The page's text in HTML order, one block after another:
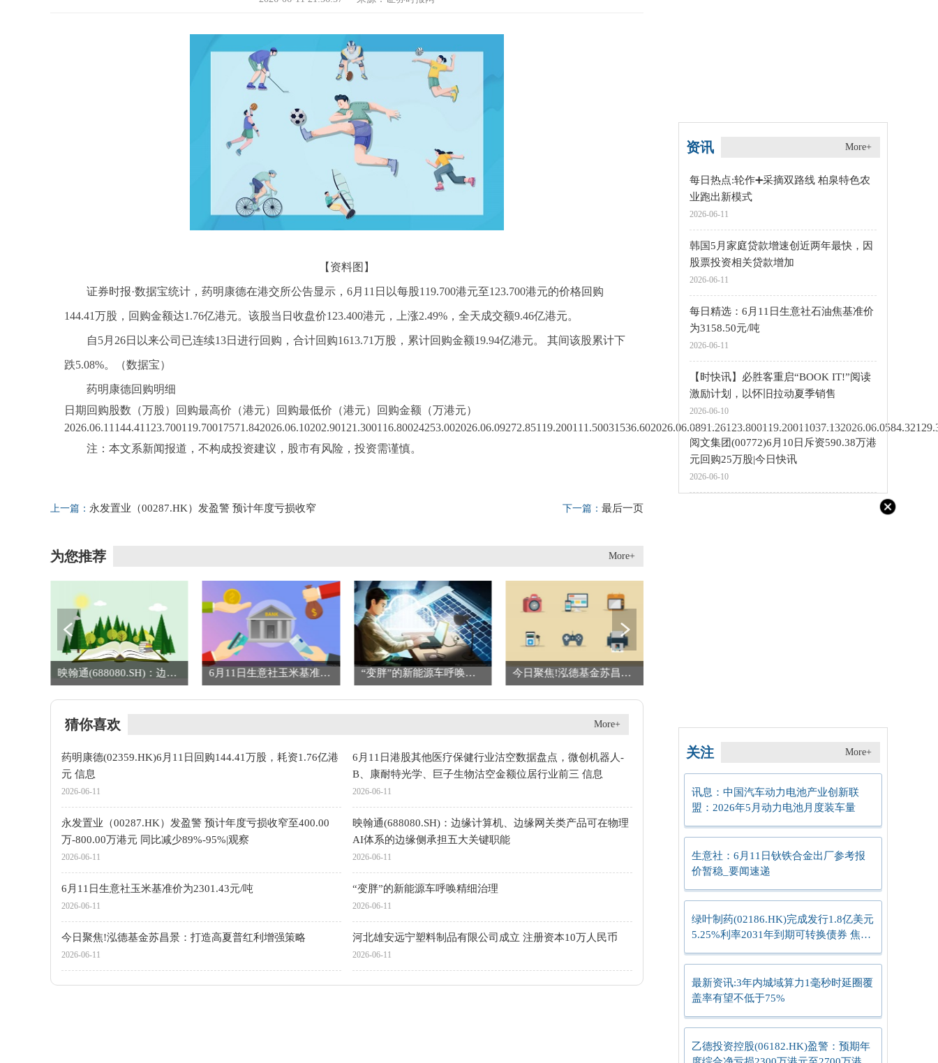
【资料图】
证券时报·数据宝统计，药明康德在港交所公告显示，6月11日以每股119.700港元至123.700港元的价格回购
144.41万股，回购金额达1.76亿港元。该股当日收盘价123.400港元，上涨2.49%，全天成交额9.46亿港元。
自5月26日以来公司已连续13日进行回购，合计回购1613.71万股，累计回购金额19.94亿港元。 其间该股累计下
跌5.08%。（数据宝）
药明康德回购明细
日期回购股数（万股）回购最高价（港元）回购最低价（港元）回购金额（万港元）
注：本文系新闻报道，不构成投资建议，股市有风险，投资需谨慎。
上一篇： 永发置业（00287.HK）发盈警 预计年度亏损收窄
下一篇： 最后一页
为您推荐 More+
映翰通(688080.SH)：边缘计算机、边缘网关类产品可在物理AI体系的边缘侧承担五大关键职能 6月11日生意社玉米基准价为2301.43元/吨 “变胖”的新能源车呼唤精细治理 今日聚焦!泓德基金苏昌景：打造高夏普红利增强策略
猜你喜欢 More+
药明康德(02359.HK)6月11日回购144.41万股，耗资1.76亿港
元 信息
2026-06-11
6月11日港股其他医疗保健行业沽空数据盘点，微创机器人-
B、康耐特光学、巨子生物沽空金额位居行业前三 信息
2026-06-11
永发置业（00287.HK）发盈警 预计年度亏损收窄至400.00
万-800.00万港元 同比减少89%-95%|观察
2026-06-11
映翰通(688080.SH)：边缘计算机、边缘网关类产品可在物理
AI体系的边缘侧承担五大关键职能
2026-06-11
6月11日生意社玉米基准价为2301.43元/吨
2026-06-11
“变胖”的新能源车呼唤精细治理
2026-06-11
今日聚焦!泓德基金苏昌景：打造高夏普红利增强策略
2026-06-11
河北雄安远宁塑料制品有限公司成立 注册资本10万人民币
2026-06-11
资讯 More+
每日热点:轮作➕采摘双路线 柏泉特色农
业跑出新模式
2026-06-11
韩国5月家庭贷款增速创近两年最快，因
股票投资相关贷款增加
2026-06-11
每日精选：6月11日生意社石油焦基准价
为3158.50元/吨
2026-06-11
【时快讯】必胜客重启“BOOK IT!”阅读
激励计划，以怀旧拉动夏季销售
2026-06-10
阅文集团(00772)6月10日斥资590.38万港
元回购25万股|今日快讯
2026-06-10
关注 More+
讯息：中国汽车动力电池产业创新联
盟：2026年5月动力电池月度装车量
生意社：6月11日钬铁合金出厂参考报
价暂稳_要闻速递
绿叶制药(02186.HK)完成发行1.8亿美元
5.25%利率2031年到期可转换债券 焦点
最新资讯:3年内城域算力1毫秒时延圈覆
盖率有望不低于75%
乙德投资控股(06182.HK)盈警：预期年